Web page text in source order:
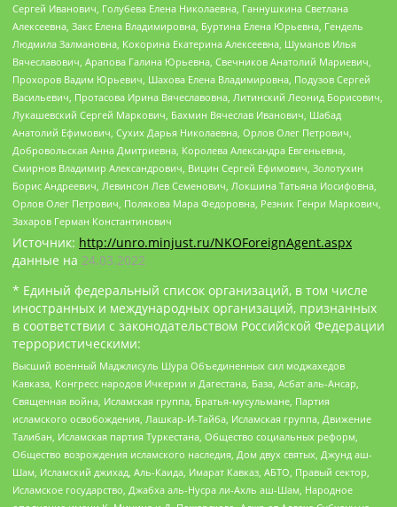
Сергей Иванович, Голубева Елена Николаевна, Ганнушкина Светлана
Алексеевна, Закс Елена Владимировна, Буртина Елена Юрьевна, Гендель
Людмила Залмановна, Кокорина Екатерина Алексеевна, Шуманов Илья
Вячеславович, Арапова Галина Юрьевна, Свечников Анатолий Мариевич,
Прохоров Вадим Юрьевич, Шахова Елена Владимировна, Подузов Сергей
Васильевич, Протасова Ирина Вячеславовна, Литинский Леонид Борисович,
Лукашевский Сергей Маркович, Бахмин Вячеслав Иванович, Шабад
Анатолий Ефимович, Сухих Дарья Николаевна, Орлов Олег Петрович,
Добровольская Анна Дмитриевна, Королева Александра Евгеньевна,
Смирнов Владимир Александрович, Вицин Сергей Ефимович, Золотухин
Борис Андреевич, Левинсон Лев Семенович, Локшина Татьяна Иосифовна,
Орлов Олег Петрович, Полякова Мара Федоровна, Резник Генри Маркович,
Захаров Герман Константинович
Источник: http://unro.minjust.ru/NKOForeignAgent.aspx
данные на 24.03.2022
* Единый федеральный список организаций, в том числе
иностранных и международных организаций, признанных
в соответствии с законодательством Российской Федерации
террористическими:
Высший военный Маджлисуль Шура Объединенных сил моджахедов
Кавказа, Конгресс народов Ичкерии и Дагестана, База, Асбат аль-Ансар,
Священная война, Исламская группа, Братья-мусульмане, Партия
исламского освобождения, Лашкар-И-Тайба, Исламская группа, Движение
Талибан, Исламская партия Туркестана, Общество социальных реформ,
Общество возрождения исламского наследия, Дом двух святых, Джунд аш-
Шам, Исламский джихад, Аль-Каида, Имарат Кавказ, АБТО, Правый сектор,
Исламское государство, Джабха аль-Нусра ли-Ахль аш-Шам, Народное